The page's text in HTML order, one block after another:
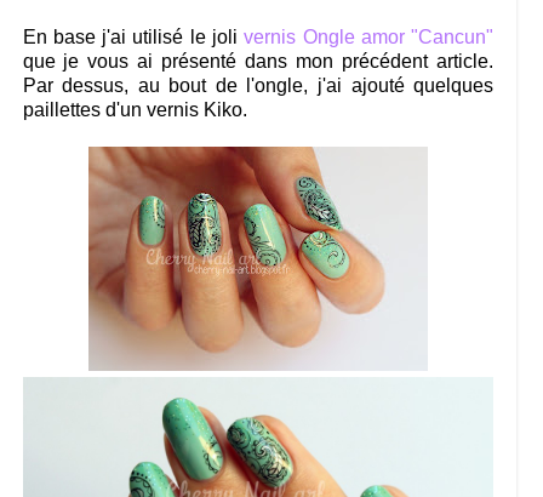
En base j'ai utilisé le jolivernis Ongle amor "Cancun"
que je vous ai présenté dans mon précédent article.
Par dessus, au bout de l'ongle, j'ai ajouté quelques
paillettes d'un vernis Kiko.